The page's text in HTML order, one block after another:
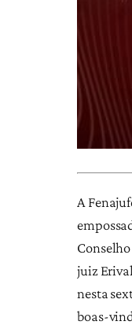
A
juiz
nesta
boas-